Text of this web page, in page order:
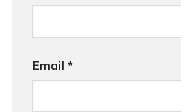
Email *